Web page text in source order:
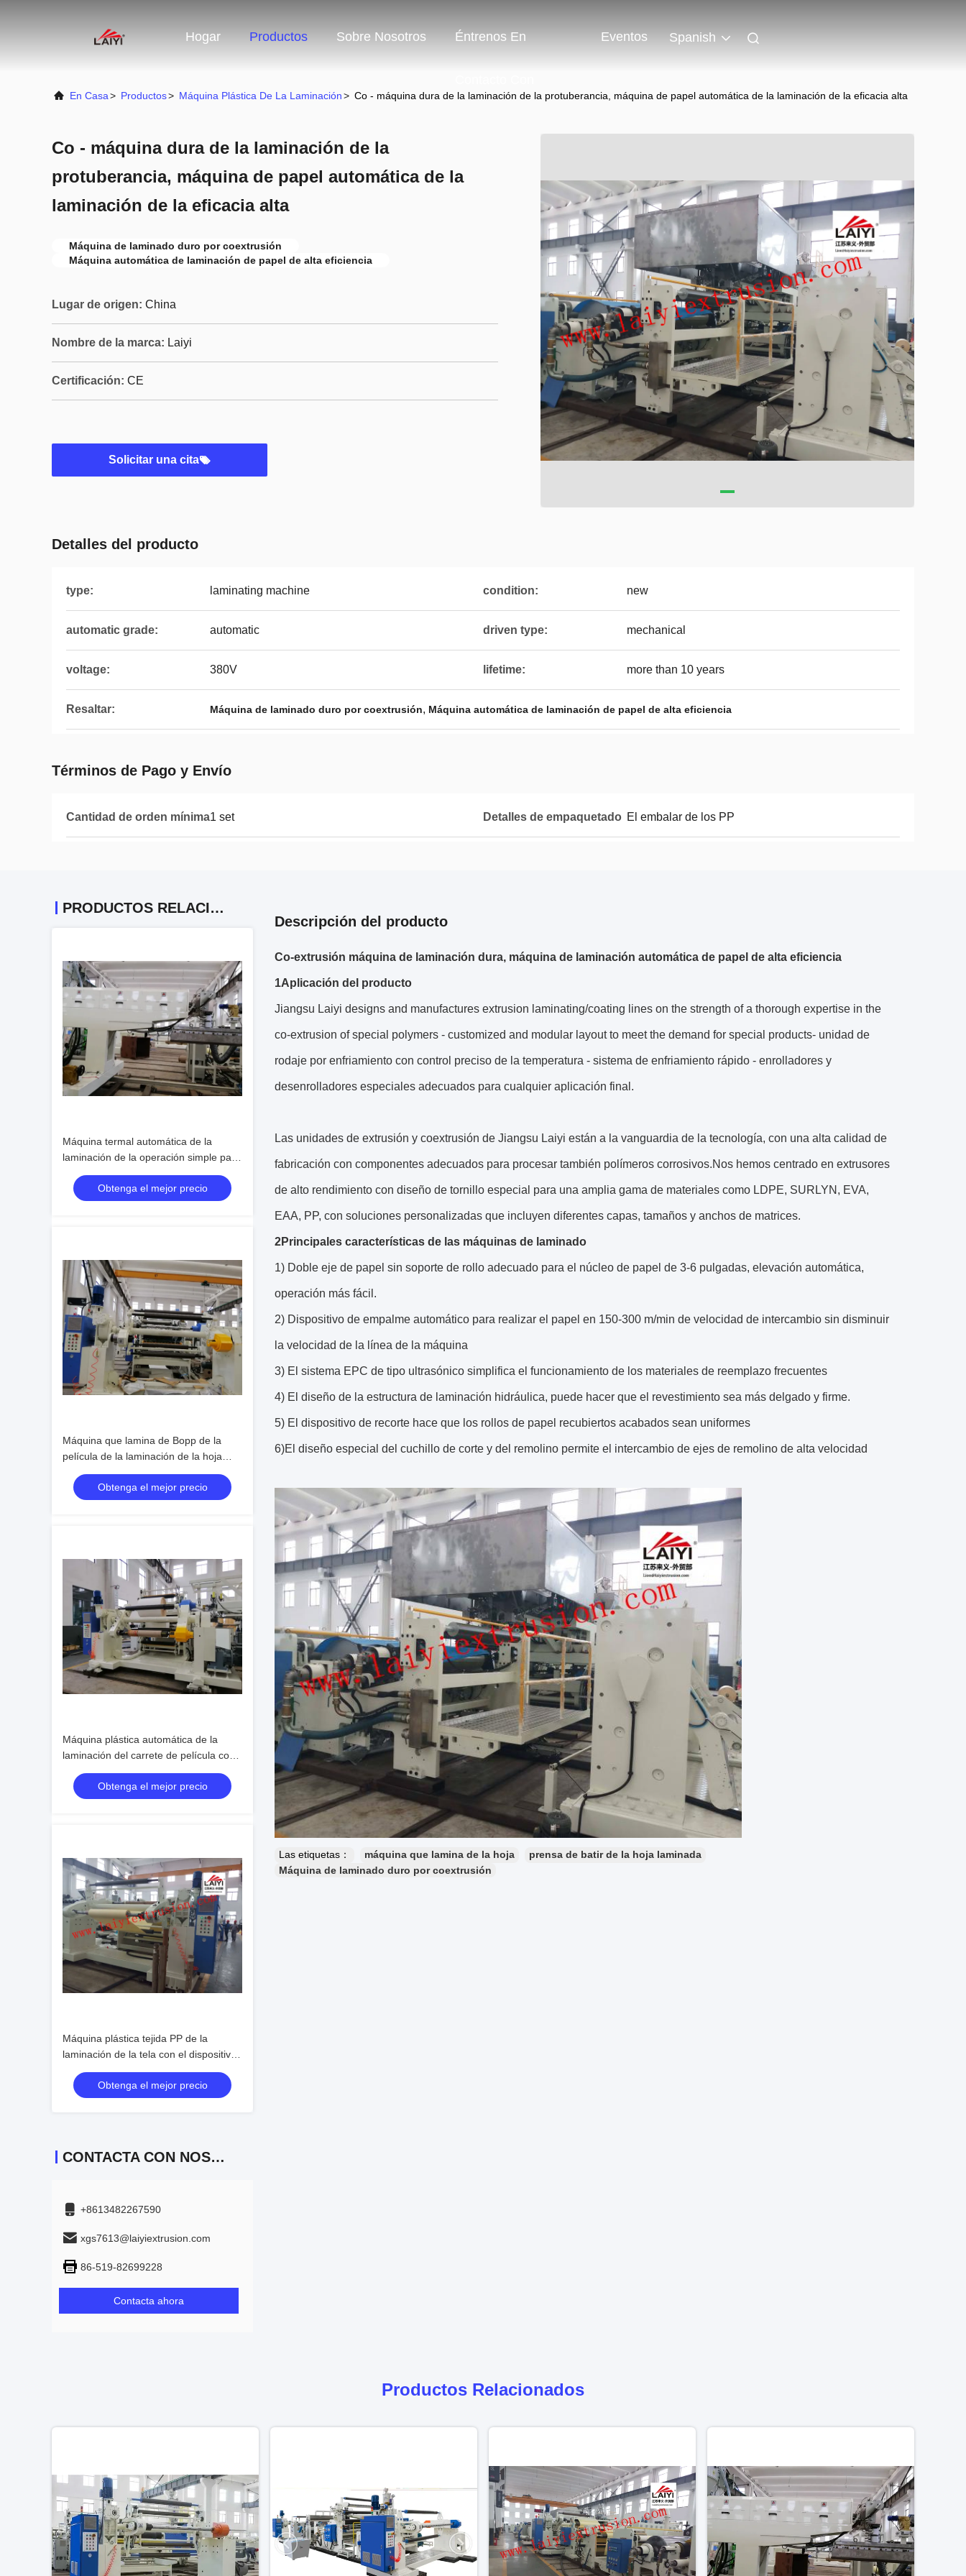
Hogar Productos Sobre Nosotros Éntrenos En Eventos Spanish
En Casa> Productos> Máquina Plástica De La Laminación> Co - máquina dura de la laminación de la protuberancia, máquina de papel automática de la laminación de la eficacia alta
Co - máquina dura de la laminación de la
protuberancia, máquina de papel automática de la
laminación de la eficacia alta
Máquina de laminado duro por coextrusión
Máquina automática de laminación de papel de alta eficiencia
Lugar de origen: China
Nombre de la marca: Laiyi
Certificación: CE
Solicitar una cita
Detalles del producto
type: laminating machine condition: new
automatic grade: automatic driven type: mechanical
voltage: 380V lifetime: more than 10 years
Resaltar: Máquina de laminado duro por coextrusión, Máquina automática de laminación de papel de alta eficiencia
Términos de Pago y Envío
Cantidad de orden mínima1 set Detalles de empaquetado El embalar de los PP
PRODUCTOS RELACIONADOS
Máquina termal automática de la
laminación de la operación simple para
la base de papel de la pulgada 3-6
Obtenga el mejor precio
Máquina que lamina de Bopp de la
película de la laminación de la hoja
plástica plástica termal de la máquina
Obtenga el mejor precio
Máquina plástica automática de la
laminación del carrete de película con
la desenrolladora doble de la estación
y Rewinder en azul y blanco
Obtenga el mejor precio
Máquina plástica tejida PP de la
laminación de la tela con el dispositivo
auto de la encoladora
Obtenga el mejor precio
CONTACTA CON NOSOTROS
+8613482267590
xgs7613@laiyiextrusion.com
86-519-82699228
Contacta ahora
Descripción del producto
Co-extrusión máquina de laminación dura, máquina de laminación automática de papel de alta eficiencia
1Aplicación del producto
Jiangsu Laiyi designs and manufactures extrusion laminating/coating lines on the strength of a thorough expertise in the
co-extrusion of special polymers - customized and modular layout to meet the demand for special products- unidad de
rodaje por enfriamiento con control preciso de la temperatura - sistema de enfriamiento rápido - enrolladores y
desenrolladores especiales adecuados para cualquier aplicación final.
Las unidades de extrusión y coextrusión de Jiangsu Laiyi están a la vanguardia de la tecnología, con una alta calidad de
fabricación con componentes adecuados para procesar también polímeros corrosivos.Nos hemos centrado en extrusores
de alto rendimiento con diseño de tornillo especial para una amplia gama de materiales como LDPE, SURLYN, EVA,
EAA, PP, con soluciones personalizadas que incluyen diferentes capas, tamaños y anchos de matrices.
2Principales características de las máquinas de laminado
1) Doble eje de papel sin soporte de rollo adecuado para el núcleo de papel de 3-6 pulgadas, elevación automática,
operación más fácil.
2) Dispositivo de empalme automático para realizar el papel en 150-300 m/min de velocidad de intercambio sin disminuir
la velocidad de la línea de la máquina
3) El sistema EPC de tipo ultrasónico simplifica el funcionamiento de los materiales de reemplazo frecuentes
4) El diseño de la estructura de laminación hidráulica, puede hacer que el revestimiento sea más delgado y firme.
5) El dispositivo de recorte hace que los rollos de papel recubiertos acabados sean uniformes
6)El diseño especial del cuchillo de corte y del remolino permite el intercambio de ejes de remolino de alta velocidad
Las etiquetas： máquina que lamina de la hoja
prensa de batir de la hoja laminada
Máquina de laminado duro por coextrusión
Productos Relacionados